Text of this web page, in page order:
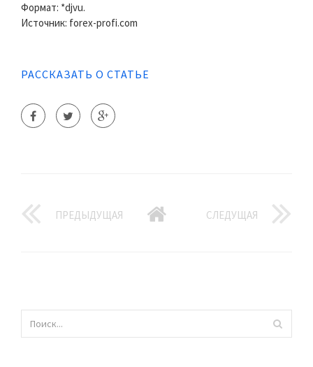
Формат: *djvu.
Источник: forex-profi.com
РАССКАЗАТЬ О СТАТЬЕ
ПРЕДЫДУЩАЯ СЛЕДУЩАЯ